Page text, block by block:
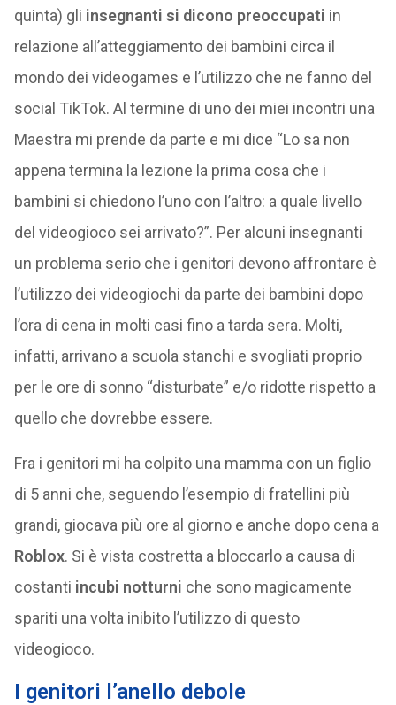
quinta) gli insegnanti si dicono preoccupati in
relazione all’atteggiamento dei bambini circa il
mondo dei videogames e l’utilizzo che ne fanno del
social TikTok. Al termine di uno dei miei incontri una
Maestra mi prende da parte e mi dice “Lo sa non
appena termina la lezione la prima cosa che i
bambini si chiedono l’uno con l’altro: a quale livello
del videogioco sei arrivato?”. Per alcuni insegnanti
un problema serio che i genitori devono affrontare è
l’utilizzo dei videogiochi da parte dei bambini dopo
l’ora di cena in molti casi fino a tarda sera. Molti,
infatti, arrivano a scuola stanchi e svogliati proprio
per le ore di sonno “disturbate” e/o ridotte rispetto a
quello che dovrebbe essere.
Fra i genitori mi ha colpito una mamma con un figlio
di 5 anni che, seguendo l’esempio di fratellini più
grandi, giocava più ore al giorno e anche dopo cena a
Roblox. Si è vista costretta a bloccarlo a causa di
costanti incubi notturni che sono magicamente
spariti una volta inibito l’utilizzo di questo
videogioco.
I genitori l’anello debole